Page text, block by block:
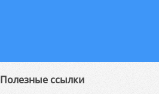
Полезные ссылки